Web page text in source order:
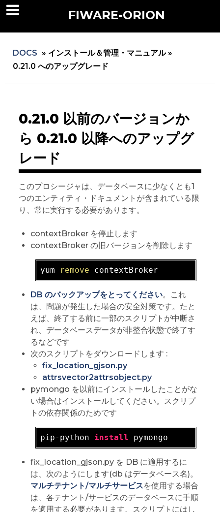
FIWARE-ORION
DOCS » インストール＆管理・マニュアル »
0.21.0 へのアップグレード
0.21.0 以前のバージョンか
ら 0.21.0 以降へのアップグ
レード
このプロシージャは、データベースに少なくとも1
つのエンティティ・ドキュメントが含まれている限
り、常に実行する必要があります。
contextBroker を停止します
contextBroker の旧バージョンを削除します
yum remove
DB のバックアップをとってください。これ
は、問題が発生した場合の安全対策です。たと
えば、終了する前に一部のスクリプトが中断さ
れ、データベースデータが非整合状態で終了す
るなどです
次のスクリプトをダウンロードします :
fix_location_gjson.py
attrsvector2attrsobject.py
pymongo を以前にインストールしたことがな
い場合はインストールしてください。スクリプ
トの依存関係のためです
pip-python install
fix_location_gjson.py を DB に適用するに
は、次のようにします(db はデータベース名)。
マルチテナント/マルチサービスを使用する場合
は、各テナント/サービスのデータベースに手順
を適用する必要があります。スクリプトにはし